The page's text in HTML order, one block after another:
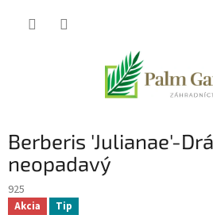
Berberis 'Julianae'-
neopadavý
925
Akcia Tip